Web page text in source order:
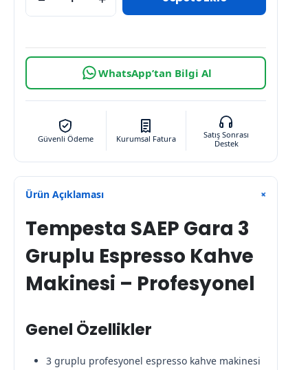
WhatsApp’tan Bilgi Al
Güvenli Ödeme Kurumsal Fatura
Satış Sonrası
Destek
Ürün Açıklaması +
Tempesta SAEP Gara 3
Gruplu Espresso Kahve
Makinesi – Profesyonel
Genel Özellikler
3 gruplu profesyonel espresso kahve makinesi